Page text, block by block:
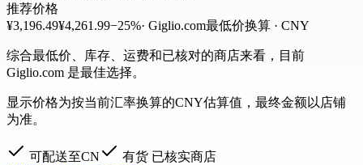
推荐价格
¥3,196.49¥4,261.99−25%· Giglio.com最低价换算 · CNY
综合最低价、库存、运费和已核对的商店来看，目前
Giglio.com 是最佳选择。
显示价格为按当前汇率换算的CNY估算值，最终金额以店铺
为准。
可配送至CN 有货 已核实商店